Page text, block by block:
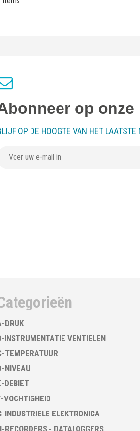
op
OP DE HOOGTE VAN HET LAATSTE
DRUK
INSTRUMENTATIE VENTIELEN
TEMPERATUUR
NIVEAU
DEBIET
VOCHTIGHEID
INDUSTRIELE ELEKTRONICA
RECORDERS - DATALOGGERS